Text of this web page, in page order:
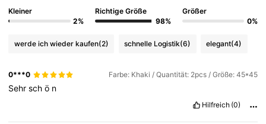
Kleiner
2%
Richtige Größe
98%
Größer
0%
werde ich wieder kaufen(2) schnelle Logistik(6) elegant(4)
0***0 Farbe: Khaki / Quantität: 2pcs / Größe: 45*45
Sehrschö n
Hilfreich (0)